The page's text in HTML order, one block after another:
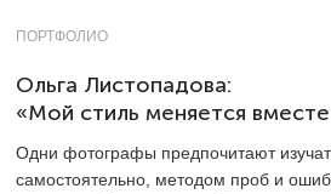
ПОРТФОЛИО
Ольга Листопадова:
«Мой стиль меняется
Одни фотографы предпочитают
самостоятельно, методом проб и